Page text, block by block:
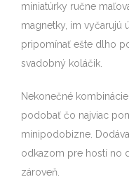
miniatúrky ručne
magnetky, im vyčarujú
pripomínať ešte dlho
svadobný koláčik.
Nekonečné
podobať čo najviac
minipodobizne.
odkazom pre hostí no
zároveň.